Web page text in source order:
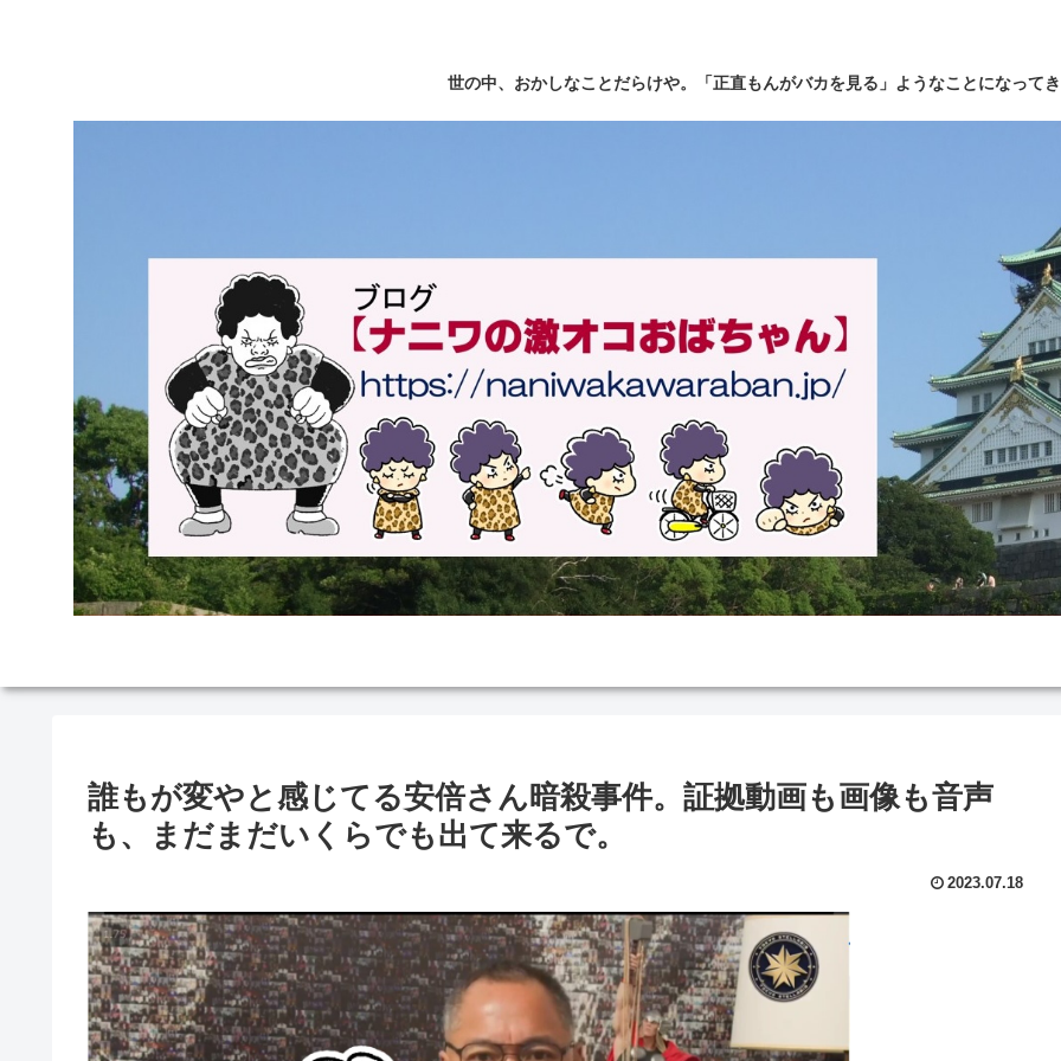
世の中、おかしなことだらけや。「正直もんがバカを見る」ようなことになって
誰もが変やと感じてる安倍さん暗殺事件。証拠動画も画像も音声
も、まだまだいくらでも出て来るで。
2023.07.18